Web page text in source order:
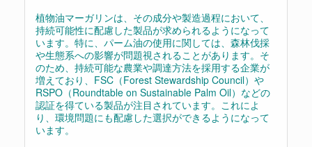
植物油マーガリンは、その成分や製造過程において、
持続可能性に配慮した製品が求められるようになって
います。特に、パーム油の使用に関しては、森林伐採
や生態系への影響が問題視されることがあります。そ
のため、持続可能な農業や調達方法を採用する企業が
増えており、FSC（Forest Stewardship Council）や
RSPO（Roundtable on Sustainable Palm Oil）などの
認証を得ている製品が注目されています。これによ
り、環境問題にも配慮した選択ができるようになって
います。